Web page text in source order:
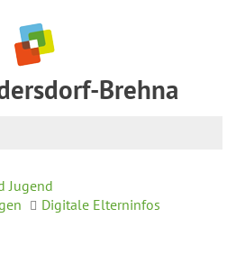
Brehna
Jugend
Digitale Elterninfos